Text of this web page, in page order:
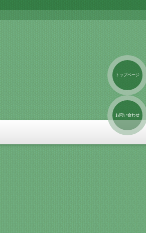
トップページ
お問い合わせ